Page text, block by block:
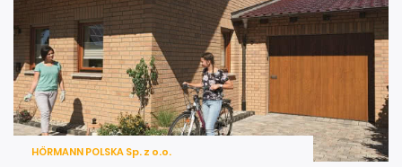
HÖRMANN POLSKA Sp. z o.o.